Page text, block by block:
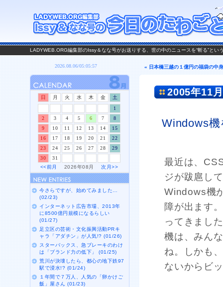
LADYWEB.ORG編集部のIssy＆なな号がお送りする、世の中のニュースを“斬る”と
« 日本橋三越の１億円の福袋の中
2005年11
Windows
最近は、
ジが跋扈し
Windows機
障が出ます
ってきまし
機は、みん
ね。しかも
ないからビ
日 月 火 水 木 金
土
1
2
3 4 5 6 7
8
9
10 11 12 13 14
15
16
17 18 19 20 21
22
23
24 25 26 27 28
29
30
31
<<前月
2026年08月次月>>
今さらですが、始めてみました…
(02/23)
インターネット広告市場、2013年
に8500億円規模になるらしい
(01/27)
足立区の芸術・文化振興活動PRキ
ャラ「アダチン」が人気!? (01/26)
スターバックス、急ブレーキのわけ
は「ブランド力の低下」 (01/25)
荒川が決壊したら、都心の地下鉄97
駅で浸水!? (01/24)
１年間で７万人、人気の「卵かけご
飯」屋さん (01/23)